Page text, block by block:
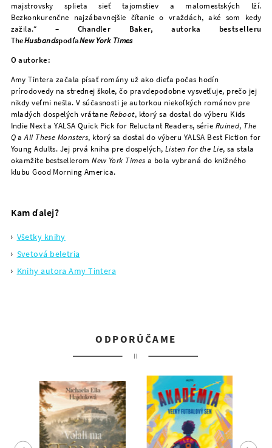
majstrovsky splieta sieť tajomstiev a malomestských lží.
Bezkonkurenčne najzábavnejšie čítanie o vraždách, aké som kedy
zažila.“– Chandler Baker, autorka bestselleru
TheHusbandspodľaNew York Times
O autorke:
Amy Tintera začala písať romány už ako dieťa počas hodín
prírodovedy na strednej škole, čo pravdepodobne vysvetľuje, prečo jej
nikdy veľmi nešla. V súčasnosti je autorkou niekoľkých románov pre
mladých dospelých vrátaneReboot, ktorý sa dostal do výberu Kids
Indie Next a YALSA Quick Pick for Reluctant Readers, série Ruined, The
QaAll These Monsters, ktorý sa dostal do výberu YALSA Best Fiction for
Young Adults. Jej prvá kniha pre dospelých,Listen for the Lie, sa stala
okamžite bestselleromNew York Times a bola vybraná do knižného
klubu Good Morning America.
Kam ďalej?
Všetky knihy
Svetová beletria
Knihy autora Amy Tintera
ODPORÚČAME